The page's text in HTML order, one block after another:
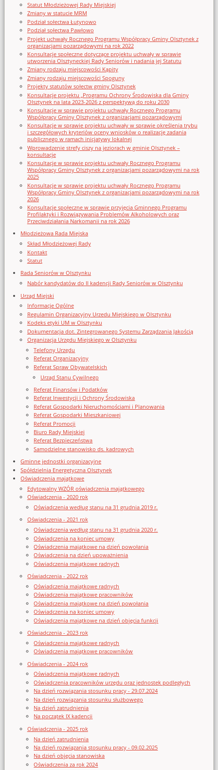
Statut Młodzieżowej Rady Miejskiej
Zmiany w statucie MRM
Podział sołectwa Łutynowo
Podział sołectwa Pawłowo
Projekt uchwały Rocznego Programu Współpracy Gminy Olsztynek z
organizacjami pozarządowymi na rok 2022
Konsultacje społeczne dotyczące projektu uchwały w sprawie
utworzenia Olsztyneckiej Rady Seniorów i nadania jej Statutu
Zmiany rodzaju miejscowości Kąpity
Zmiany rodzaju miejscowości Spoguny
Projekty statutów sołectw gminy Olsztynek
Konsultacje projektu „Programu Ochrony Środowiska dla Gminy
Olsztynek na lata 2023-2026 z perspektywą do roku 2030
Konsultacje w sprawie projektu uchwały Rocznego Programu
Współpracy Gminy Olsztynek z organizacjami pozarządowymi
Konsultacje w sprawie projektu uchwały w sprawie określenia trybu
i szczegółowych kryteriów oceny wniosków o realizację zadania
publicznego w ramach inicjatywy lokalnej
Wprowadzenie strefy ciszy na jeziorach w gminie Olsztynek –
konsultacje
Konsultacje w sprawie projektu uchwały Rocznego Programu
Współpracy Gminy Olsztynek z organizacjami pozarządowymi na rok
2025
Konsultacje w sprawie projektu uchwały Rocznego Programu
Współpracy Gminy Olsztynek z organizacjami pozarządowymi na rok
2026
Konsultacje społeczne w sprawie przyjęcia Gminnego Programu
Profilaktyki i Rozwiązywania Problemów Alkoholowych oraz
Przeciwdziałania Narkomanii na rok 2026
Młodzieżowa Rada Miejska
Skład Młodzieżowej Rady
Kontakt
Statut
Rada Seniorów w Olsztynku
Nabór kandydatów do II kadencji Rady Seniorów w Olsztynku
Urząd Miejski
Informacje Ogólne
Regulamin Organizacyjny Urzedu Miejskiego w Olsztynku
Kodeks etyki UM w Olsztynku
Dokumentacja dot. Zintegrowanego Systemu Zarządzania Jakością
Organizacja Urzędu Miejskiego w Olsztynku
Telefony Urzędu
Referat Organizacyjny
Referat Spraw Obywatelskich
Urząd Stanu Cywilnego
Referat Finansów i Podatków
Referat Inwestycji i Ochrony Środowiska
Referat Gospodarki Nieruchomościami i Planowania
Referat Gospodarki Mieszkaniowej
Referat Promocji
Biuro Rady Miejskiej
Referat Bezpieczeństwa
Samodzielne stanowisko ds. kadrowych
Gminne jednostki organizacyjne
Spółdzielnia Energetyczna Olsztynek
Oświadczenia majątkowe
Edytowalny WZÓR oświadczenia majątkowego
Oświadczenia - 2020 rok
Oświadczenia według stanu na 31 grudnia 2019 r.
Oświadczenia - 2021 rok
Oświadczenia według stanu na 31 grudnia 2020 r.
Oświadczenia na koniec umowy
Oświadczenia majątkowe na dzień powołania
Oświadczenia na dzień upoważnienia
Oświadczenia majątkowe radnych
Oświadczenia - 2022 rok
Oświadczenia majątkowe radnych
Oświadczenia majątkowe pracowników
Oświadczenia majątkowe na dzień powołania
Oświadczenia na koniec umowy
Oświadczenia majątkowe na dzień objęcia funkcji
Oświadczenia - 2023 rok
Oświadczenia majątkowe radnych
Oświadczenia majątkowe pracowników
Oświadczenia - 2024 rok
Oświadczenia majątkowe radnych
Oświadczenia pracowników urzędu oraz jednostek podległych
Na dzień rozwiązania stosunku pracy - 29.07.2024
Na dzień rozwiązania stosunku służbowego
Na dzień zatrudnienia
Na początek IX kadencji
Oświadczenia - 2025 rok
Na dzień zatrudnienia
Na dzień rozwiązania stosunku pracy - 09.02.2025
Na dzień objęcia stanowiska
Oświadczenia za rok 2024